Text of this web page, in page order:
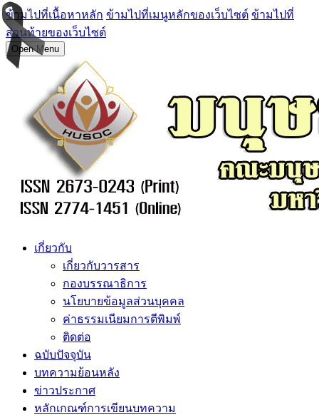
ข้ามไปที่เนื้อหาหลัก ข้ามไปที่เมนูหลักของเว็บไซต์ ข้ามไปที่
ส่วนท้ายของเว็บไซต์
Open Menu
เกี่ยวกับ
เกี่ยวกับวารสาร
กองบรรณาธิการ
นโยบายข้อมูลส่วนบุคคล
ค่าธรรมเนียมการตีพิมพ์
ติดต่อ
ฉบับปัจจุบัน
บทความย้อนหลัง
ข่าวประกาศ
หลักเกณฑ์การเขียนบทความ